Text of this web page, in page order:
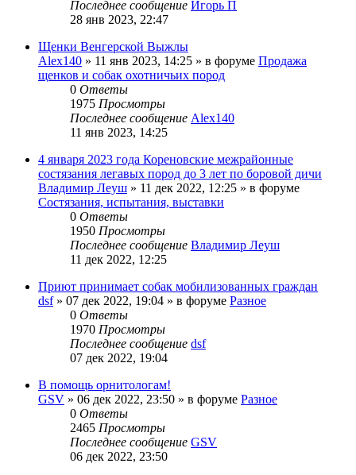
Последнее сообщение Игорь П
28 янв 2023, 22:47
Щенки Венгерской Выжлы
Alex140 » 11 янв 2023, 14:25 » в форуме Продажа
щенков и собак охотничьих пород
0 Ответы
1975 Просмотры
Последнее сообщение Alex140
11 янв 2023, 14:25
4 января 2023 года Кореновские межрайонные
состязания легавых пород до 3 лет по боровой дичи
Владимир Леуш » 11 дек 2022, 12:25 » в форуме
Состязания, испытания, выставки
0 Ответы
1950 Просмотры
Последнее сообщение Владимир Леуш
11 дек 2022, 12:25
Приют принимает собак мобилизованных граждан
dsf» 07 дек 2022, 19:04 » в форуме Разное
0 Ответы
1970 Просмотры
Последнее сообщение dsf
07 дек 2022, 19:04
В помощь орнитологам!
GSV » 06 дек 2022, 23:50 » в форуме Разное
0 Ответы
2465 Просмотры
Последнее сообщение GSV
06 дек 2022, 23:50